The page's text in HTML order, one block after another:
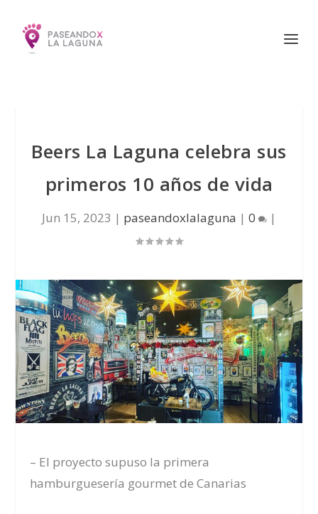
Beers La Laguna celebra sus
primeros 10 años de vida
Jun 15, 2023 | paseandoxlalaguna | 0 |
– El proyecto supuso la primera
hamburguesería gourmet de Canarias